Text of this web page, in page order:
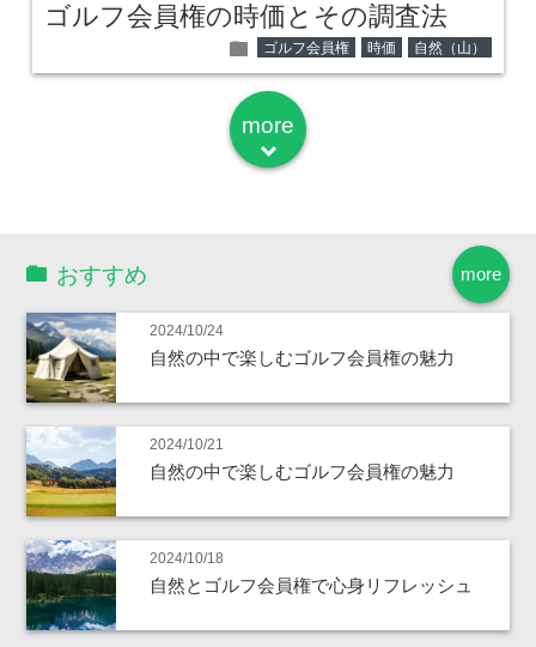
ゴルフ会員権の時価とその調査法
folder ゴルフ会員権 時価 自然（山）
more
down
more
おすすめ
2024/10/24
自然の中で楽しむゴルフ会員権の魅力
2024/10/21
自然の中で楽しむゴルフ会員権の魅力
2024/10/18
自然とゴルフ会員権で心身リフレッシュ